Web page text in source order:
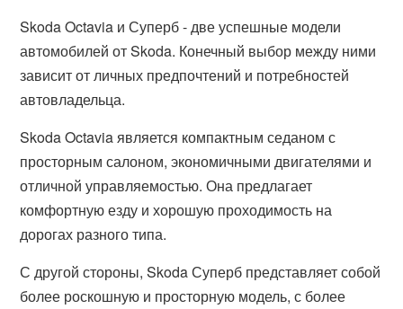
Skoda Octavia и Суперб - две успешные модели
автомобилей от Skoda. Конечный выбор между ними
зависит от личных предпочтений и потребностей
автовладельца.
Skoda Octavia является компактным седаном с
просторным салоном, экономичными двигателями и
отличной управляемостью. Она предлагает
комфортную езду и хорошую проходимость на
дорогах разного типа.
С другой стороны, Skoda Суперб представляет собой
более роскошную и просторную модель, с более